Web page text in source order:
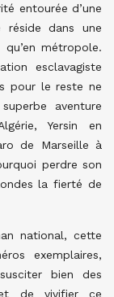
entourée d’une
réside dans une
métropole.
esclavagiste
pour le reste ne
aventure
Yersin en
de Marseille à
perdre son
la fierté de
national, cette
exemplaires,
bien des
de vivifier ce